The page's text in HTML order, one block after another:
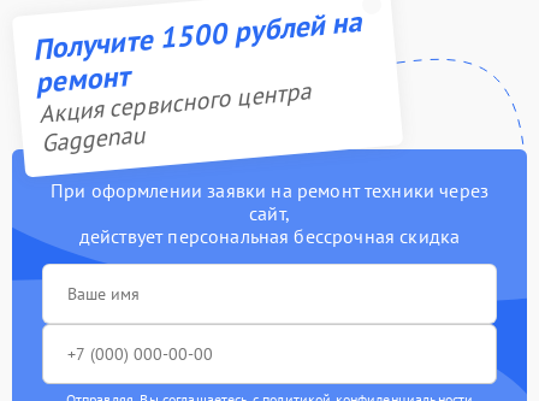
Получите 1500 рублей на
ремонт
Акция сервисного центра
Gaggenau
При оформлении заявки на ремонт техники через
сайт,
действует персональная бессрочная скидка